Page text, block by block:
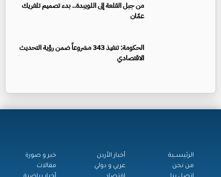
من جبل القلعة إلى اللويبدة.. بدء تصميم تلفريك
عمّان
الحكومة: تنفيذ 343 مشروعاً ضمن رؤية التحديث
الاقتصادي
الرئيســية
من نحن
أخبار الأردن
عربي و دولي
خبر و صورة
مقالات